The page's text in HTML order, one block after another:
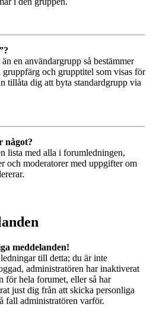
en användargrupp så bestämmer
och grupptitel som visas för
tillåta dig att byta standardgrupp via
något?
lista med alla i forumledningen,
och moderatorer med uppgifter om
meddelanden!
till detta; du är inte
administratören har inaktiverat
för hela forumet, eller så har
just dig från att skicka personliga
fall administratören varför.